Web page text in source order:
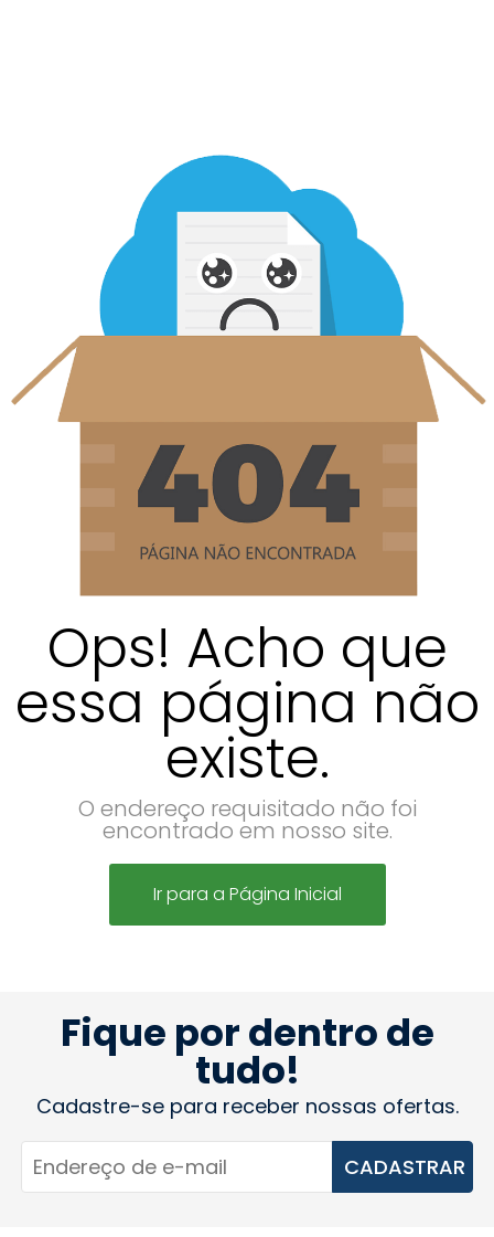
Ops! Acho que
essa página não
existe.
O endereço requisitado não foi
encontrado em nosso site.
Ir para a Página Inicial
Fique por dentro de
tudo!
Cadastre-se para receber nossas ofertas.
CADASTRAR